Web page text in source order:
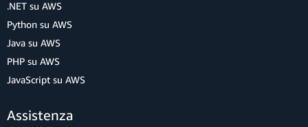
.NET su AWS
Python su AWS
Java su AWS
PHP su AWS
JavaScript su AWS
Assistenza